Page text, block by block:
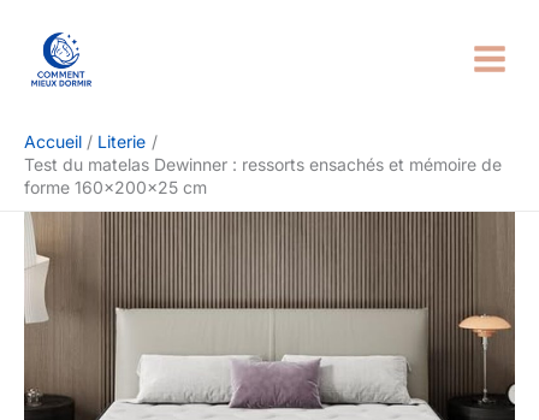
contenu
Accueil
Literie
Test du matelas Dewinner : ressorts ensachés et mémoire de
forme 160x200x25 cm